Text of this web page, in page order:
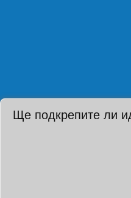
Ще подкрепите ли